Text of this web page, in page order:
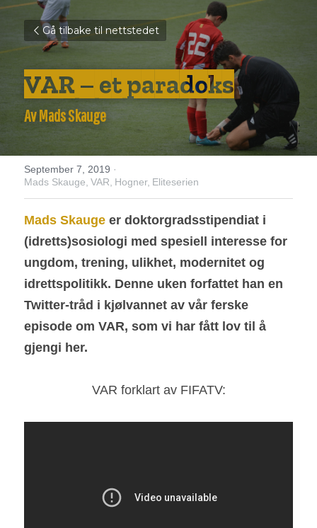
Gå tilbake til nettstedet
VAR – et paradoks
Av Mads Skauge
September 7, 2019 ·
Mads Skauge, VAR, Hogner, Eliteserien
Mads Skauge er doktorgradsstipendiat i
(idretts)sosiologi med spesiell interesse for
ungdom, trening, ulikhet, modernitet og
idrettspolitikk. Denne uken forfattet han en
Twitter-tråd i kjølvannet av vår ferske
episode om VAR, som vi har fått lov til å
gjengi her.
VAR forklart av FIFATV: